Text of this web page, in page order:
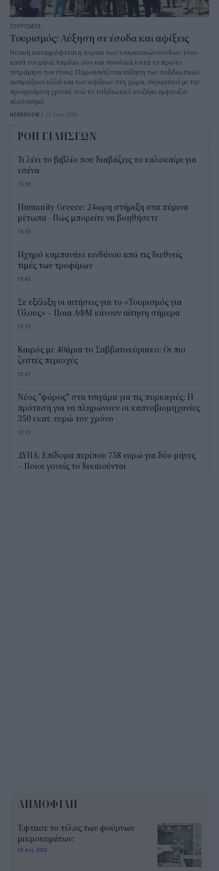
ΤΟΥΡΙΣΜΟΣ
Τουρισμός: Αύξηση σε έσοδα και αφίξεις
Θετική καταγράφεται η πορεία των τουριστικών εσόδων, τόσο
κατά τον μήνα Απρίλιο, όσο και συνολικά κατά το πρώτο
τετράμηνο του έτους. Παρουσιάζεται αύξηση των ταξιδιωτικών
εισπράξεων αλλά και των αφίξεων στη χώρα, συγκριτικά με την
προηγούμενη χρονιά, ενώ το ταξιδιωτικό ισοζύγιο εμφανίζει
πλεόνασμα.
NEWSROOM / 22 Ιουν 2026
ΡΟΗ ΕΙΔΗΣΕΩΝ
Τι λέει το βιβλίο που διαβάζεις το καλοκαίρι για
εσένα
15:33
Humanity Greece: 24ωρη στήριξη στα πύρινα
μέτωπα - Πώς μπορείτε να βοηθήσετε
14:55
Ηχηρό καμπανάκι κινδύνου από τις διεθνείς
τιμές των τροφίμων
13:45
Σε εξέλιξη οι αιτήσεις για το «Τουρισμός για
Όλους» – Ποια ΑΦΜ κάνουν αίτηση σήμερα
13:15
Καιρός με 40άρια το Σαββατοκύριακο: Οι πιο
ζεστές περιοχές
12:47
Νέος "φόρος" στα τσιγάρα για τις πυρκαγιές: Η
πρόταση για να πληρώνουν οι καπνοβιομηχανίες
350 εκατ. ευρώ τον χρόνο
12:15
ΔΥΠΑ: Επίδομα περίπου 758 ευρώ για δύο μήνες
– Ποιοι γονείς το δικαιούνται
ΔΗΜΟΦΙΛΗ
Έφτασε το τέλος των φούρνων
μικροκυμάτων;
04 Αυγ 2026